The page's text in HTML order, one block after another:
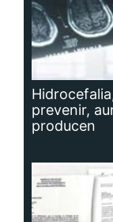
prevenir,
producen